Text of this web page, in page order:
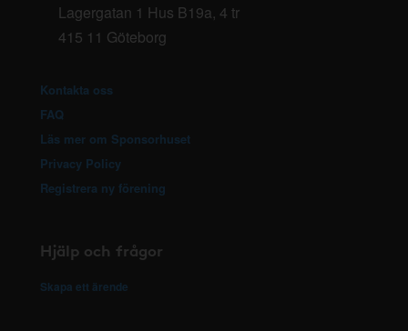
Lagergatan 1 Hus B19a, 4 tr
415 11 Göteborg
Kontakta oss
FAQ
Läs mer om Sponsorhuset
Privacy Policy
Registrera ny förening
Hjälp och frågor
Skapa ett ärende